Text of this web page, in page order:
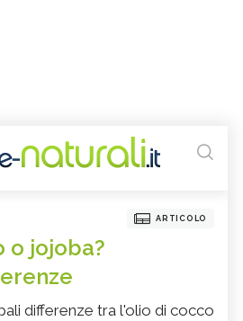
ARTICOLO
o jojoba?
differenze tra l'olio di cocco